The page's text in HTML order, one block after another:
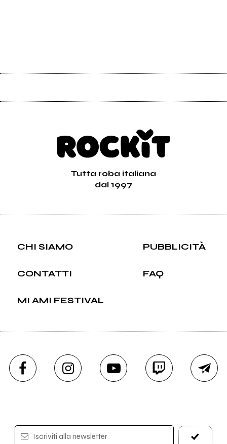
Tutta roba italiana
dal 1997
CHI SIAMO PUBBLICITÀ
CONTATTI FAQ
MI AMI FESTIVAL
Iscriviti alla newsletter